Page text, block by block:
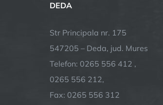
DEDA
Str Principala nr. 175
547205 – Deda, jud. Mures
Telefon: 0265 556 412 ,
0265 556 212,
Fax: 0265 556 312